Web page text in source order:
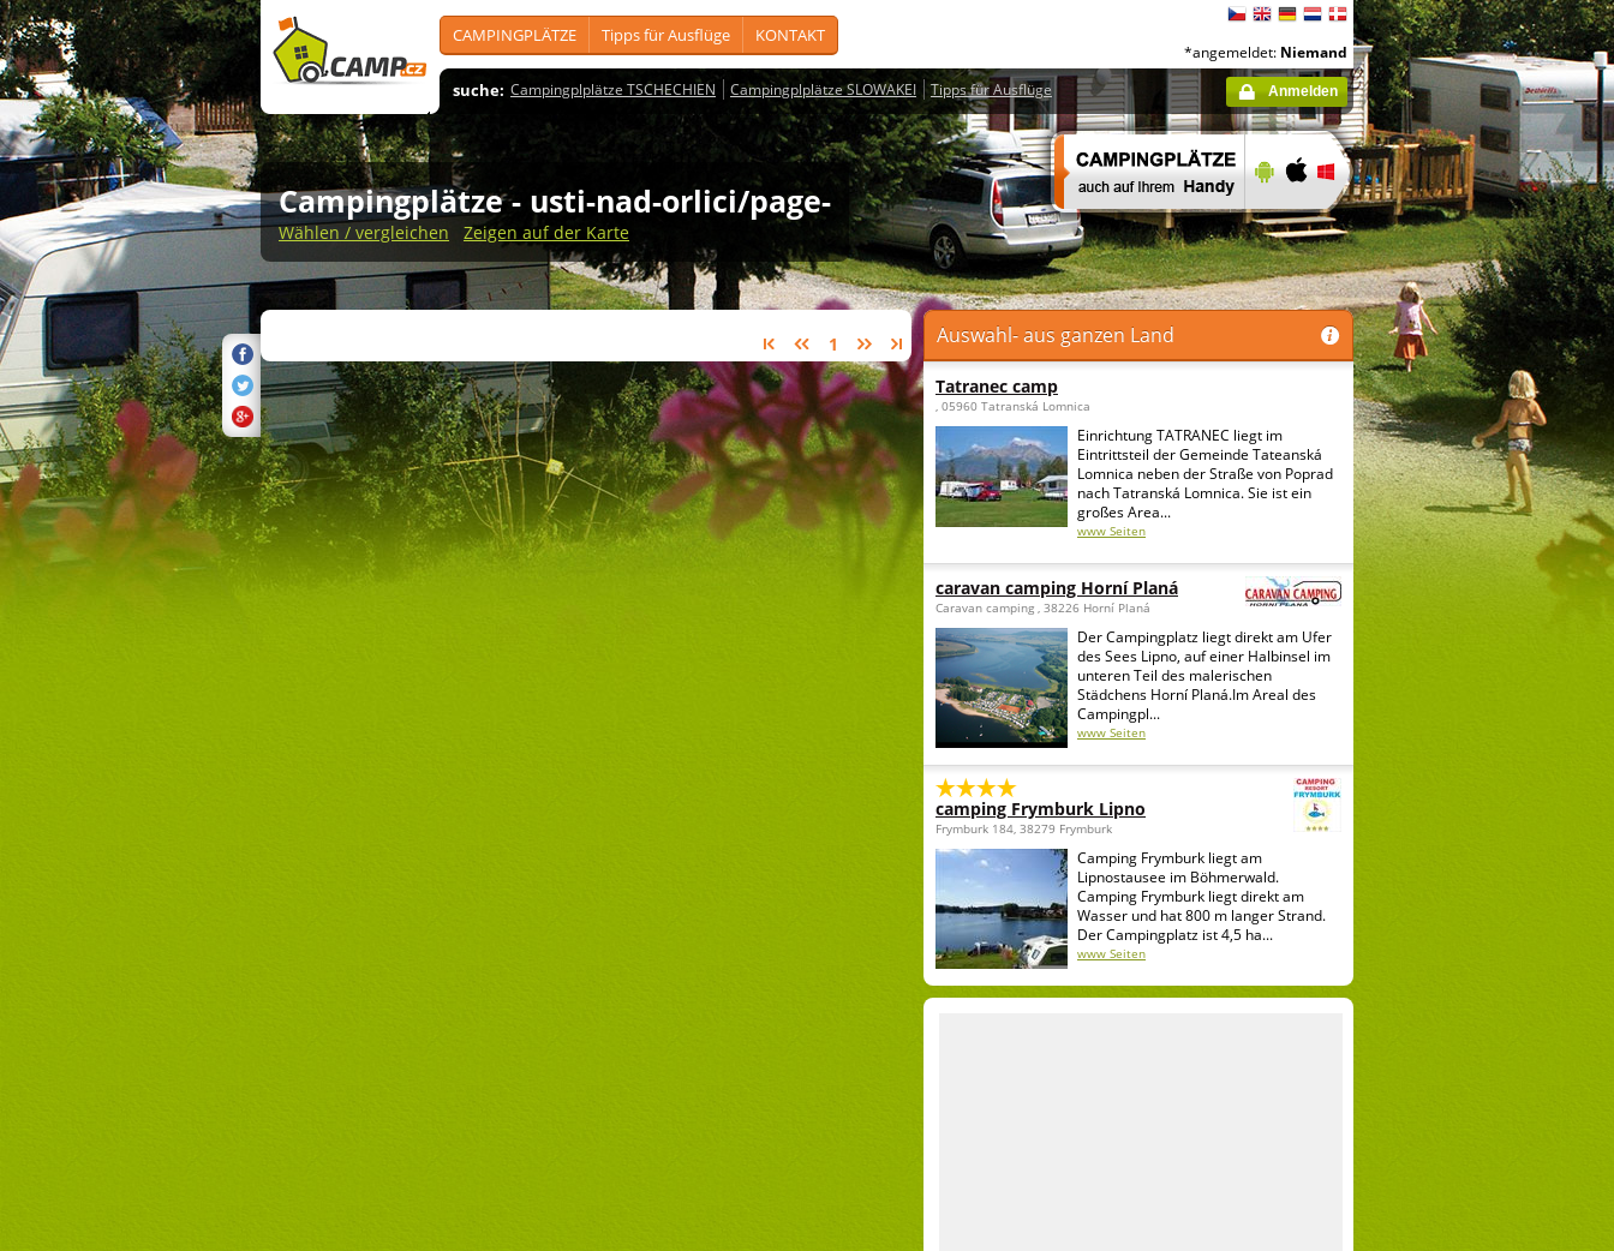
CAMPINGPLÄTZE Tipps für Ausflüge KONTAKT
suche: Campingplplätze TSCHECHIEN Campingplplätze SLOWAKEI Tipps für Ausflüge
*angemeldet: Niemand
Anmelden
Campingplätze - usti-nad-orlici/page-
Wählen / vergleichen Zeigen auf der Karte
1 Auswahl- aus ganzen Land
Tatranec camp
, 05960 Tatranská Lomnica
Einrichtung TATRANEC liegt im
Eintrittsteil der Gemeinde Tateanská
Lomnica neben der Straße von Poprad
nach Tatranská Lomnica. Sie ist ein
großes Area...
www Seiten
caravan camping Horní Planá
Caravan camping , 38226 Horní Planá
Der Campingplatz liegt direkt am Ufer
des Sees Lipno, auf einer Halbinsel im
unteren Teil des malerischen
Städchens Horní Planá.Im Areal des
Campingpl...
www Seiten
camping Frymburk Lipno
Frymburk 184, 38279 Frymburk
Camping Frymburk liegt am
Lipnostausee im Böhmerwald.
Camping Frymburk liegt direkt am
Wasser und hat 800 m langer Strand.
Der Campingplatz ist 4,5 ha...
www Seiten